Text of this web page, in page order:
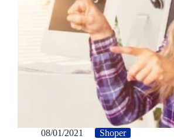
08/01/2021 Shoper